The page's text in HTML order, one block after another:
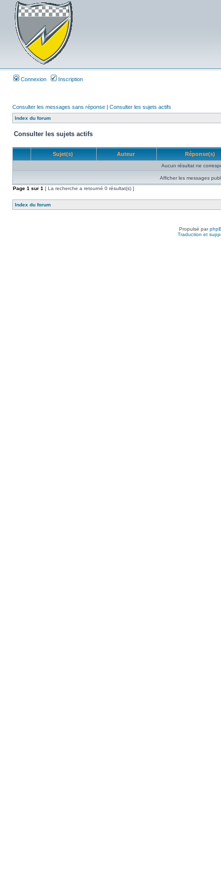
Connexion Inscription
Consulter les messages sans réponse | Consulter les sujets actifs
Index du forum
Consulter les sujets actifs
Sujet(s) Auteur Réponse(s)
Aucun résultat ne
Afficher les messages
Page 1 sur 1 [ La recherche a retourné 0 résultat(s) ]
Index du forum
Propulsé par
Traduction et